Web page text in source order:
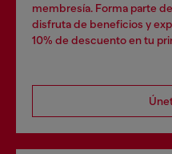
membresía. Forma parte
disfruta de beneficios y
10% de descuento en tu